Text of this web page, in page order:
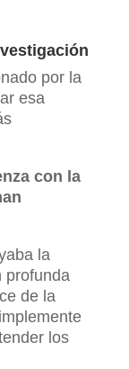
por la
esa
con la
la
profunda
de la
los